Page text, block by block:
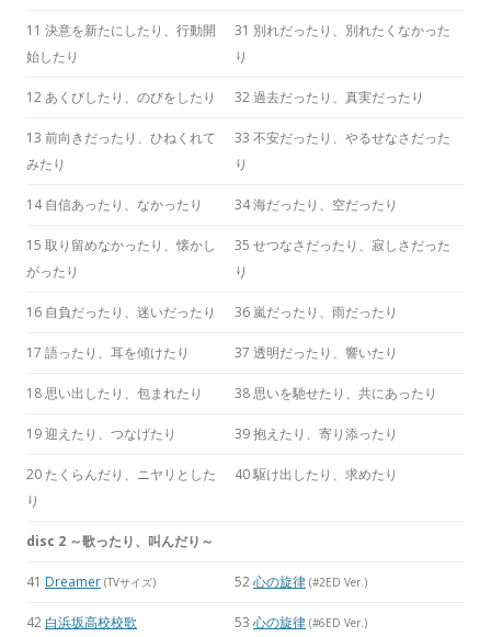
11 決意を新たにしたり、行動開
始したり
31 別れだったり、別れたくなかった
り
12 あくびしたり、のびをしたり 32 過去だったり、真実だったり
13 前向きだったり、ひねくれて
みたり
33 不安だったり、やるせなさだった
り
14 自信あったり、なかったり 34 海だったり、空だったり
15 取り留めなかったり、懐かし
がったり
35 せつなさだったり、寂しさだった
り
16 自負だったり、迷いだったり 36 嵐だったり、雨だったり
17 語ったり、耳を傾けたり 37 透明だったり、響いたり
18 思い出したり、包まれたり 38 思いを馳せたり、共にあったり
19 迎えたり、つなげたり 39 抱えたり、寄り添ったり
20 たくらんだり、ニヤリとした
り
40 駆け出したり、求めたり
disc 2 ～歌ったり、叫んだり～
41 Dreamer (TVサイズ) 52心の旋律 (#2ED Ver.)
42 白浜坂高校校歌 53 心の旋律 (#6ED Ver.)